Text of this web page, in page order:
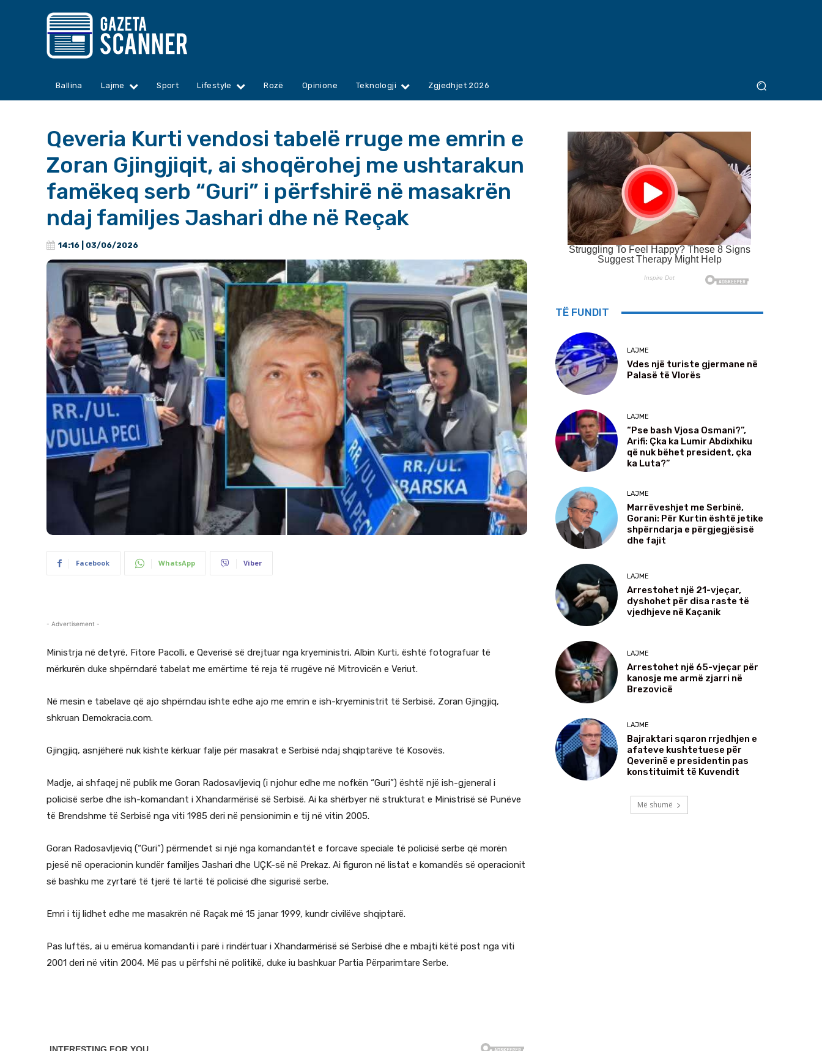
Ballina Lajme Sport Lifestyle Rozë Opinione Teknologji Zgjedhjet 2026
Qeveria Kurti vendosi tabelë rruge me emrin e
Zoran Gjingjiqit, ai shoqërohej me ushtarakun
famëkeq serb “Guri” i përfshirë në masakrën
ndaj familjes Jashari dhe në Reçak
14:16 | 03/06/2026
Facebook WhatsApp Viber
- Advertisement -
Ministrja në detyrë, Fitore Pacolli, e Qeverisë së drejtuar nga kryeministri, Albin Kurti, është fotografuar të
mërkurën duke shpërndarë tabelat me emërtime të reja të rrugëve në Mitrovicën e Veriut.
Në mesin e tabelave që ajo shpërndau ishte edhe ajo me emrin e ish-kryeministrit të Serbisë, Zoran Gjingjiq,
shkruan Demokracia.com.
Gjingjiq, asnjëherë nuk kishte kërkuar falje për masakrat e Serbisë ndaj shqiptarëve të Kosovës.
Madje, ai shfaqej në publik me Goran Radosavljeviq (i njohur edhe me nofkën “Guri”) është një ish-gjeneral i
policisë serbe dhe ish-komandant i Xhandarmërisë së Serbisë. Ai ka shërbyer në strukturat e Ministrisë së Punëve
të Brendshme të Serbisë nga viti 1985 deri në pensionimin e tij në vitin 2005.
Goran Radosavljeviq (“Guri”) përmendet si një nga komandantët e forcave speciale të policisë serbe që morën
pjesë në operacionin kundër familjes Jashari dhe UÇK-së në Prekaz. Ai figuron në listat e komandës së operacionit
së bashku me zyrtarë të tjerë të lartë të policisë dhe sigurisë serbe.
Emri i tij lidhet edhe me masakrën në Raçak më 15 janar 1999, kundr civilëve shqiptarë.
Pas luftës, ai u emërua komandanti i parë i rindërtuar i Xhandarmërisë së Serbisë dhe e mbajti këtë post nga viti
2001 deri në vitin 2004. Më pas u përfshi në politikë, duke iu bashkuar Partia Përparimtare Serbe.
TË FUNDIT
LAJME
Vdes një turiste gjermane në
Palasë të Vlorës
LAJME
“Pse bash Vjosa Osmani?”,
Arifi: Çka ka Lumir Abdixhiku
që nuk bëhet president, çka
ka Luta?”
LAJME
Marrëveshjet me Serbinë,
Gorani: Për Kurtin është jetike
shpërndarja e përgjegjësisë
dhe fajit
LAJME
Arrestohet një 21-vjeçar,
dyshohet për disa raste të
vjedhjeve në Kaçanik
LAJME
Arrestohet një 65-vjeçar për
kanosje me armë zjarri në
Brezovicë
LAJME
Bajraktari sqaron rrjedhjen e
afateve kushtetuese për
Qeverinë e presidentin pas
konstituimit të Kuvendit
Më shumë